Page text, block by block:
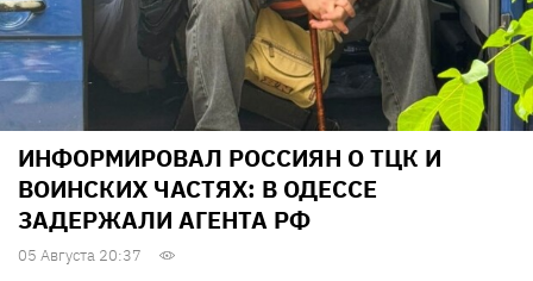
ИНФОРМИРОВАЛ РОССИЯН О ТЦК И
ВОИНСКИХ ЧАСТЯХ: В ОДЕССЕ
ЗАДЕРЖАЛИ АГЕНТА РФ
05 Августа 20:37